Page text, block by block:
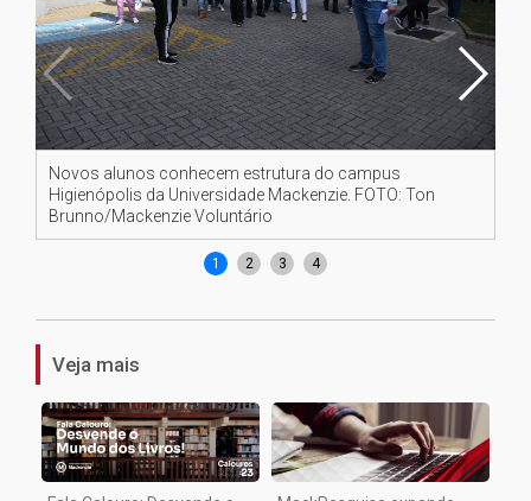
Novos alunos conhecem estrutura do campus
Higienópolis da Universidade Mackenzie. FOTO: Ton
Brunno/Mackenzie Voluntário
1 2 3 4
Veja mais